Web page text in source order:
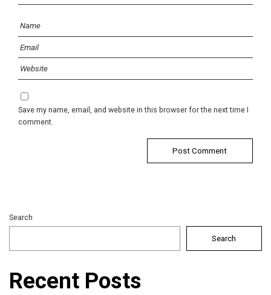
Save my name, email, and website in this browser for the next time I
comment.
Search
Search
Recent Posts